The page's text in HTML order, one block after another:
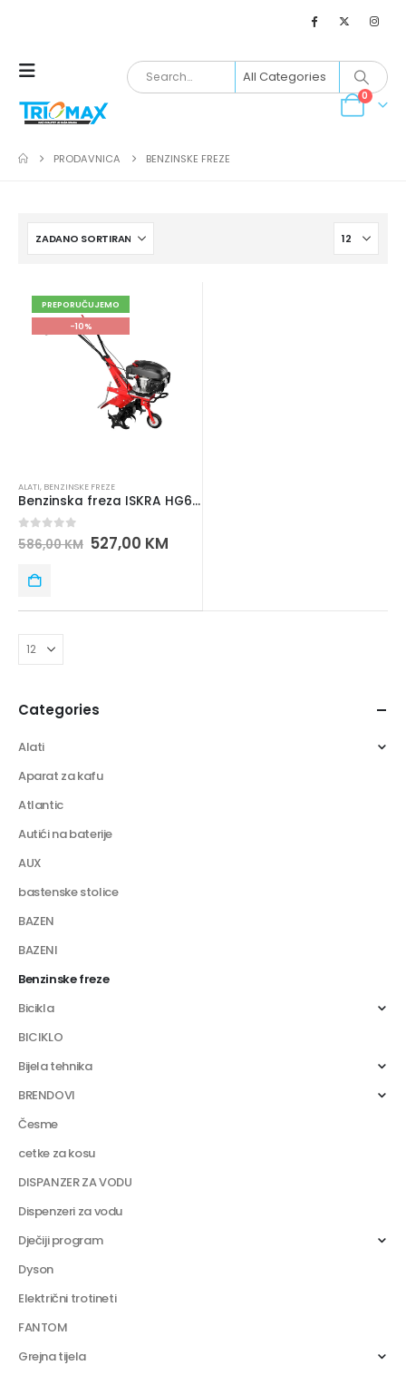
0
PRODAVNICA BENZINSKE FREZE
PREPORUČUJEMO
-10%
ALATI, BENZINSKE FREZE
Benzinska freza ISKRA HG60TN
out of 5
586,00KM 527,00 KM
Categories
Alati
Aparat za kafu
Atlantic
Autići na baterije
AUX
bastenske stolice
BAZEN
BAZENI
Benzinske freze
Bicikla
BICIKLO
Bijela tehnika
BRENDOVI
Česme
cetke za kosu
DISPANZER ZA VODU
Dispenzeri za vodu
Dječiji program
Dyson
Električni trotineti
FANTOM
Grejna tijela